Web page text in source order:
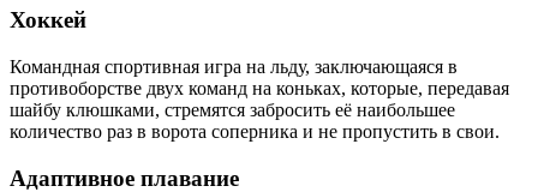
Хоккей
Командная спортивная игра на льду, заключающаяся в
противоборстве двух команд на коньках, которые, передавая
шайбу клюшками, стремятся забросить её наибольшее
количество раз в ворота соперника и не пропустить в свои.
Адаптивное плавание